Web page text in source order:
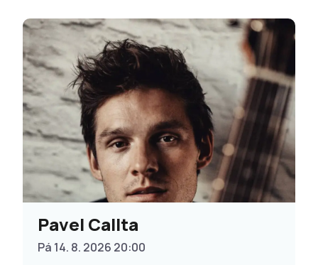
Pavel Callta
Pá 14. 8. 2026 20:00